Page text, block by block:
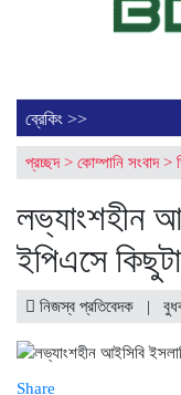
ব্রেকিং >>
শেয়ার লেনদেন
১৮২ কোটি টাকার বেশি
অব্যাহত শেয়ারবাজারে
প্রচ্ছদ> কোম্পানি সংবাদ>
লভ্যাংশহীন
ইপিএসে
নিজস্ব প্রতিবেদক |
Share